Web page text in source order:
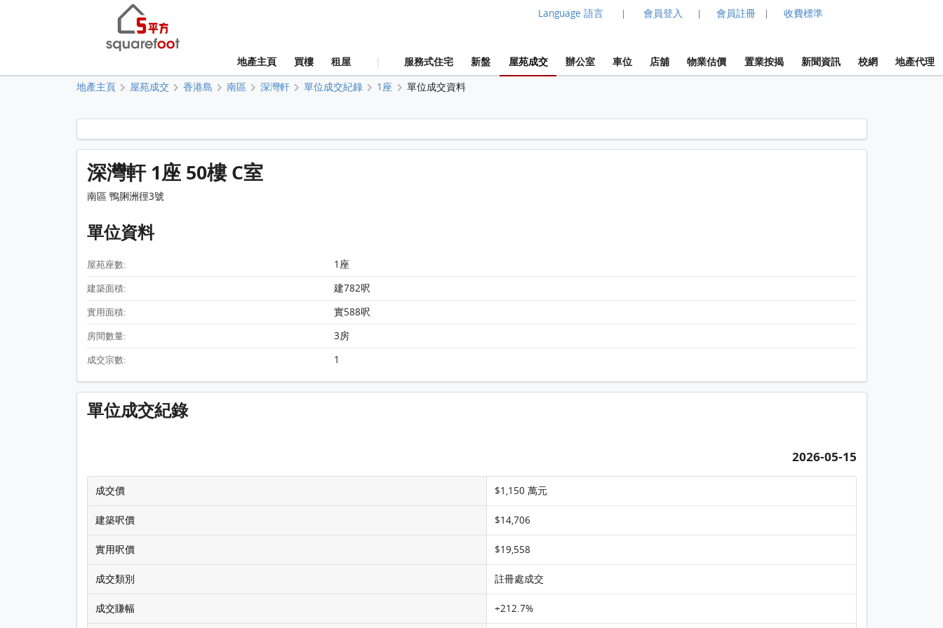
Language 語言 | 會員登入 | 會員註冊 | 收費標準
地產主頁 買樓 租屋 | 服務式住宅 新盤 屋苑成交 辦公室 車位 店舖 物業估價 置業按揭 新聞資訊 校網 地產代理
地產主頁 屋苑成交 香港島 南區 深灣軒 單位成交紀錄 1座 單位成交資料
深灣軒 1座 50樓 C室 平面圖
深灣軒 1座 50樓 C室
南區 鴨脷洲徑3號
單位資料
屋苑座數: 1座
建築面積: 建782呎
實用面積: 實588呎
房間數量: 3房
成交宗數: 1
單位成交紀錄
2026-05-15
成交價 $1,150 萬元
建築呎價 $14,706
實用呎價 $19,558
成交類別 註冊處成交
成交賺幅 +212.7%